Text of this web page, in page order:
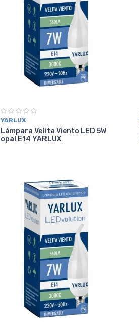
YARLUX
Lámpara Velita Viento LED 5W
opal E14 YARLUX